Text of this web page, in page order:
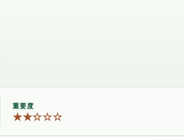
重要度
★★☆☆☆